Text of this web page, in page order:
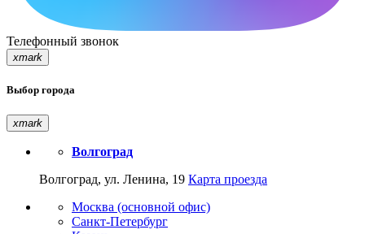
Телефонный звонок
xmark
Выбор города
xmark
Волгоград
Волгоград, ул. Ленина, 19 Карта проезда
Москва (основной офис)
Санкт-Петербург